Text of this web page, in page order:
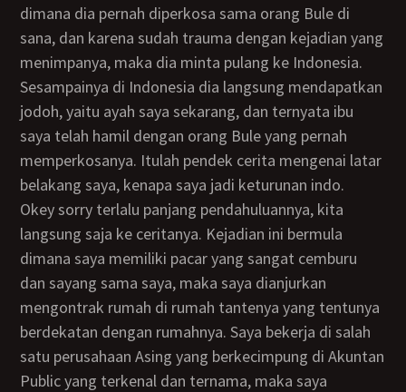
dimana dia pernah diperkosa sama orang Bule di
sana, dan karena sudah trauma dengan kejadian yang
menimpanya, maka dia minta pulang ke Indonesia.
Sesampainya di Indonesia dia langsung mendapatkan
jodoh, yaitu ayah saya sekarang, dan ternyata ibu
saya telah hamil dengan orang Bule yang pernah
memperkosanya. Itulah pendek cerita mengenai latar
belakang saya, kenapa saya jadi keturunan indo.
Okey sorry terlalu panjang pendahuluannya, kita
langsung saja ke ceritanya. Kejadian ini bermula
dimana saya memiliki pacar yang sangat cemburu
dan sayang sama saya, maka saya dianjurkan
mengontrak rumah di rumah tantenya yang tentunya
berdekatan dengan rumahnya. Saya bekerja di salah
satu perusahaan Asing yang berkecimpung di Akuntan
Public yang terkenal dan ternama, maka saya